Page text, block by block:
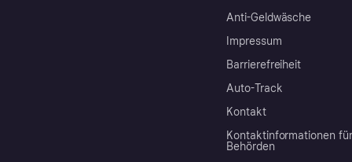
Anti-Geldwäsche
Impressum
Barrierefreiheit
Auto-Track
Kontakt
Kontaktinformationen für
Behörden